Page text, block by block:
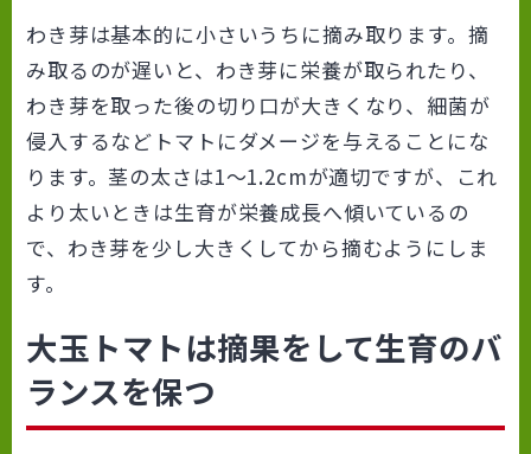
わき芽は基本的に小さいうちに摘み取ります。摘
み取るのが遅いと、わき芽に栄養が取られたり、
わき芽を取った後の切り口が大きくなり、細菌が
侵入するなどトマトにダメージを与えることにな
ります。茎の太さは1～1.2cmが適切ですが、これ
より太いときは生育が栄養成長へ傾いているの
で、わき芽を少し大きくしてから摘むようにしま
す。
大玉トマトは摘果をして生育のバ
ランスを保つ